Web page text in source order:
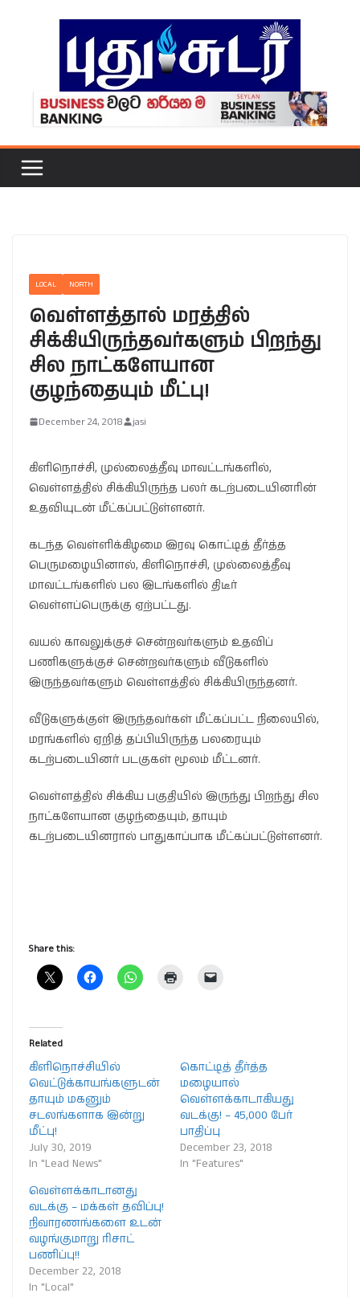
LOCAL NORTH
வெள்ளத்தால் மரத்தில்
சிக்கியிருந்தவர்களும் பிறந்து
சில நாட்களேயான
குழந்தையும் மீட்பு!
December 24, 2018 jasi
கிளிநொச்சி, முல்லைத்தீவு மாவட்டங்களில்,
வெள்ளத்தில் சிக்கியிருந்த பலர் கடற்படையினரின்
உதவியுடன் மீட்கப்பட்டுள்ளனர்.
கடந்த வெள்ளிக்கிழமை இரவு கொட்டித் தீர்த்த
பெருமழையினால், கிளிநொச்சி, முல்லைத்தீவு
மாவட்டங்களில் பல இடங்களில் திடீர்
வெள்ளப்பெருக்கு ஏற்பட்டது.
வயல் காவலுக்குச் சென்றவர்களும் உதவிப்
பணிகளுக்குச் சென்றவர்களும் வீடுகளில்
இருந்தவர்களும் வெள்ளத்தில் சிக்கியிருந்தனர்.
வீடுகளுக்குள் இருந்தவர்கள் மீட்கப்பட்ட நிலையில்,
மரங்களில் ஏறித் தப்பியிருந்த பலரையும்
கடற்படையினர் படகுகள் மூலம் மீட்டனர்.
வெள்ளத்தில் சிக்கிய பகுதியில் இருந்து பிறந்து சில
நாட்களேயான குழந்தையும், தாயும்
கடற்படையினரால் பாதுகாப்பாக மீட்கப்பட்டுள்ளனர்.
Share this:
Related
கிளிநொச்சியில்
வெட்டுக்காயங்களுடன்
தாயும் மகனும்
சடலங்களாக இன்று
மீட்பு!
July 30, 2019
In "Lead News"
கொட்டித் தீர்த்த
மழையால்
வெள்ளக்காடாகியது
வடக்கு! – 45,000 பேர்
பாதிப்பு
December 23, 2018
In "Features"
வெள்ளக்காடானது
வடக்கு – மக்கள் தவிப்பு!
நிவாரணங்களை உடன்
வழங்குமாறு ரிசாட்
பணிப்பு!!
December 22, 2018
In "Local"